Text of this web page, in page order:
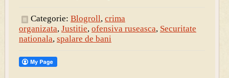
Categorie: Blogroll, crima
organizata, Justitie, ofensiva ruseasca, Securitate
nationala, spalare de bani